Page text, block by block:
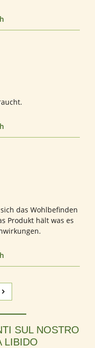
das Wohlbefinden
Produkt hält was es
SUL NOSTRO
LIBIDO